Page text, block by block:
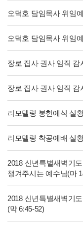
오덕호 담임목사 위임
오덕호 담임목사 위임
장로 집사 권사 임직
장로 집사 권사 임직
리모델링 봉헌예식 실
리모델링 착공예배 실
2018 신년특별새벽기
챙겨주시는 예수님(마
2018 신년특별새벽기
(막 6:45-52)